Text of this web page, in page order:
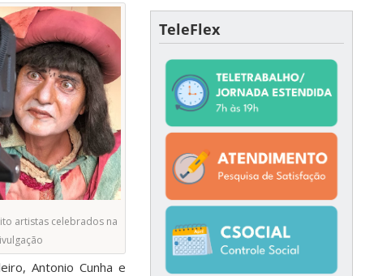
artistas celebrados na
Antonio Cunha e
TeleFlex